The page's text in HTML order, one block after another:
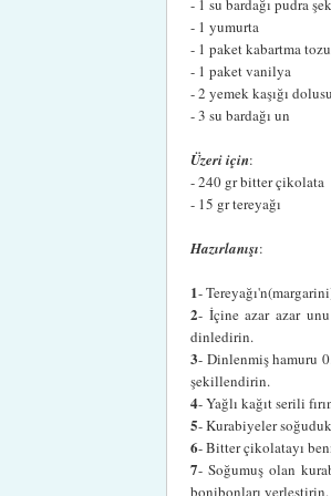
- 1 su bardağı pudra
- 1 yumurta
- 1 paket kabartma tozu
- 1 paket vanilya
- 2 yemek kaşığı
- 3 su bardağı un
Üzeri için:
- 240 gr bitter çikolata
- 15 gr tereyağı
Hazırlanışı:
1-
2- İçine azar azar
dinledirin.
3- Dinlenmiş hamuru
şekillendirin.
4- Yağlı kağıt serili
5- Kurabiyeler
6- Bitter çikolatayı
7- Soğumuş olan
bonibonları yerleştirin.